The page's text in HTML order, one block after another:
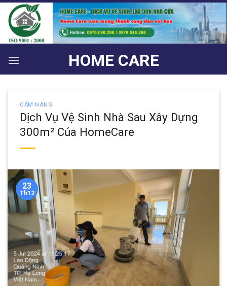
Bỏ
qua
nội
dung
HOME CARE
CẨM NANG
Dịch Vụ Vệ Sinh Nhà Sau Xây Dựng
300m² Của HomeCare
23
Th12